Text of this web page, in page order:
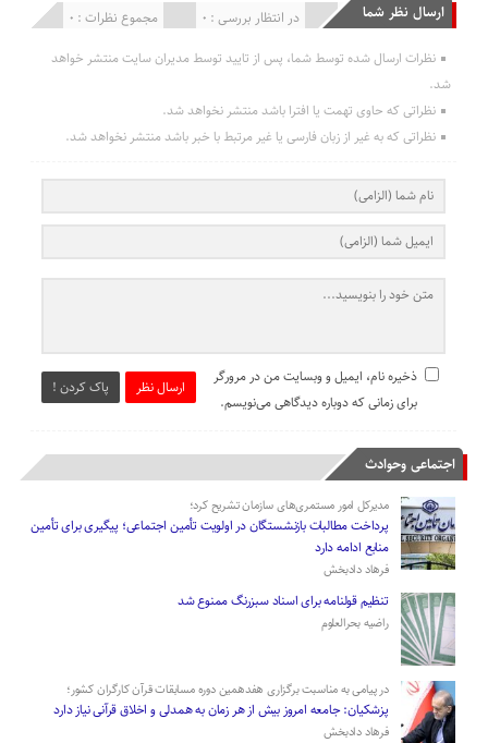
ارسال نظر شما
مجموع نظرات : 0 در انتظار بررسی : 0 انتشار یافته : 0
نظرات ارسال شده توسط شما، پس از تایید توسط مدیران سایت منتشر خواهد
شد.
نظراتی که حاوی تهمت یا افترا باشد منتشر نخواهد شد.
نظراتی که به غیر از زبان فارسی یا غیر مرتبط با خبر باشد منتشر نخواهد شد.
ارسال نظر پاک کردن !
ذخیره نام، ایمیل و وبسایت من در مرورگر
برای زمانی که دوباره دیدگاهی می‌نویسم.
اجتماعی وحوادث
مدیرکل امور مستمری‌های سازمان تشریح کرد؛
پرداخت مطالبات بازنشستگان در اولویت تأمین اجتماعی؛ پیگیری برای تأمین
منابع ادامه دارد
فرهاد دادبخش
تنظیم قولنامه برای اسناد سبزرنگ ممنوع شد
راضیه بحرالعلوم
در پیامی به مناسبت برگزاری هفدهمین دوره مسابقات قرآن کارگران کشور؛
پزشکیان: جامعه امروز بیش از هر زمان به همدلی و اخلاق قرآنی نیاز دارد
فرهاد دادبخش